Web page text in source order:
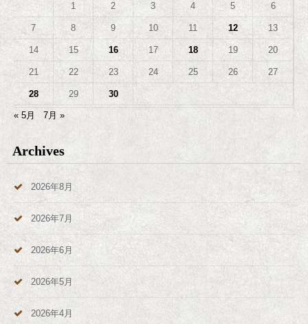
1 2 3 4 5 6
7 8 9 10 11 12 13
14 15 16 17 18 19 20
21 22 23 24 25 26 27
28 29 30
« 5月 7月 »
Archives
2026年8月
2026年7月
2026年6月
2026年5月
2026年4月